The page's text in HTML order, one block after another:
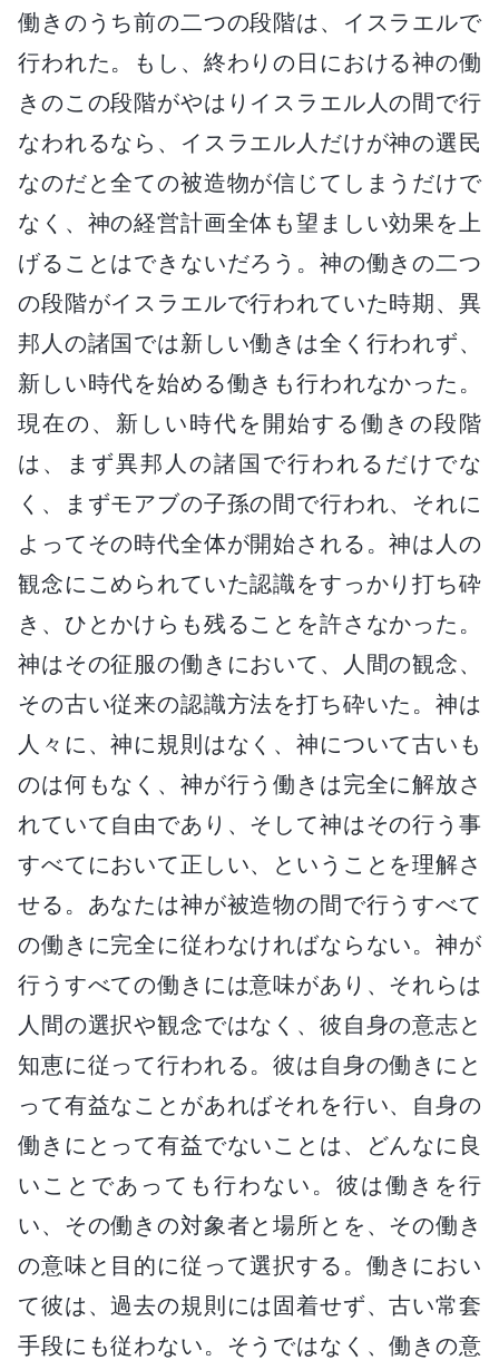
働きのうち前の二つの段階は、イスラエルで
行われた。もし、終わりの日における神の働
きのこの段階がやはりイスラエル人の間で行
なわれるなら、イスラエル人だけが神の選民
なのだと全ての被造物が信じてしまうだけで
なく、神の経営計画全体も望ましい効果を上
げることはできないだろう。神の働きの二つ
の段階がイスラエルで行われていた時期、異
邦人の諸国では新しい働きは全く行われず、
新しい時代を始める働きも行われなかった。
現在の、新しい時代を開始する働きの段階
は、まず異邦人の諸国で行われるだけでな
く、まずモアブの子孫の間で行われ、それに
よってその時代全体が開始される。神は人の
観念にこめられていた認識をすっかり打ち砕
き、ひとかけらも残ることを許さなかった。
神はその征服の働きにおいて、人間の観念、
その古い従来の認識方法を打ち砕いた。神は
人々に、神に規則はなく、神について古いも
のは何もなく、神が行う働きは完全に解放さ
れていて自由であり、そして神はその行う事
すべてにおいて正しい、ということを理解さ
せる。あなたは神が被造物の間で行うすべて
の働きに完全に従わなければならない。神が
行うすべての働きには意味があり、それらは
人間の選択や観念ではなく、彼自身の意志と
知恵に従って行われる。彼は自身の働きにと
って有益なことがあればそれを行い、自身の
働きにとって有益でないことは、どんなに良
いことであっても行わない。彼は働きを行
い、その働きの対象者と場所とを、その働き
の意味と目的に従って選択する。働きにおい
て彼は、過去の規則には固着せず、古い常套
手段にも従わない。そうではなく、働きの意